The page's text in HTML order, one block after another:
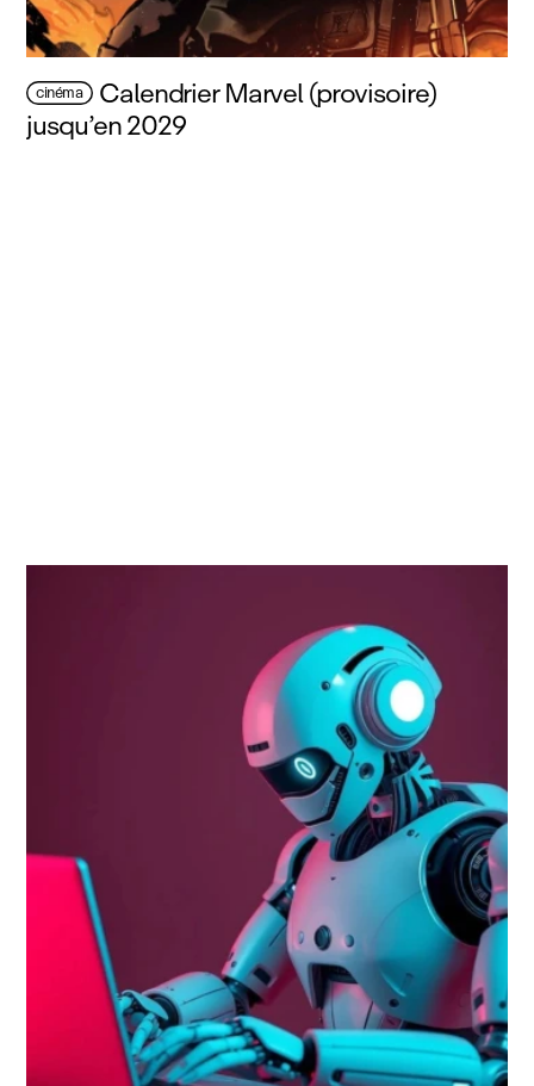
cinéma Calendrier Marvel (provisoire)
jusqu’en 2029